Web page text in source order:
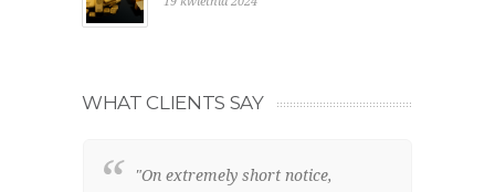
WHAT CLIENTS SAY
"On extremely short notice,